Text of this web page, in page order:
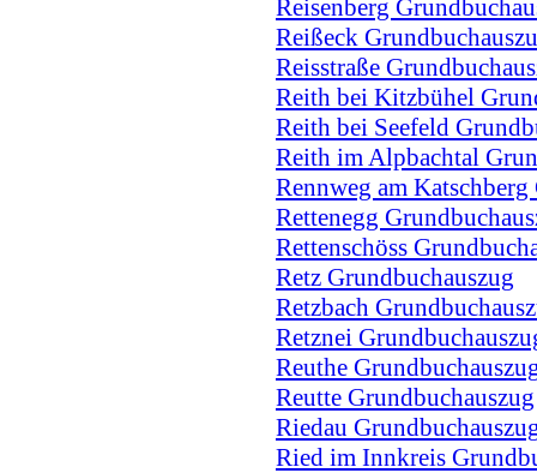
Reisenberg
Reißeck
Reisstraße
Reith bei Kitzbühel
Reith bei Seefeld
Reith im Alpbachtal
Rennweg am
Rettenegg
Rettenschöss
Retz Grundbuchauszug
Retzbach
Retznei
Reuthe
Reutte Grundbuchauszug
Riedau
Ried im Innkreis